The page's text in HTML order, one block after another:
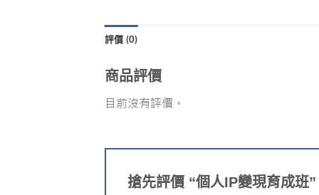
評價 (0)
商品評價
目前沒有評價。
搶先評價 “個人IP變現育成班”